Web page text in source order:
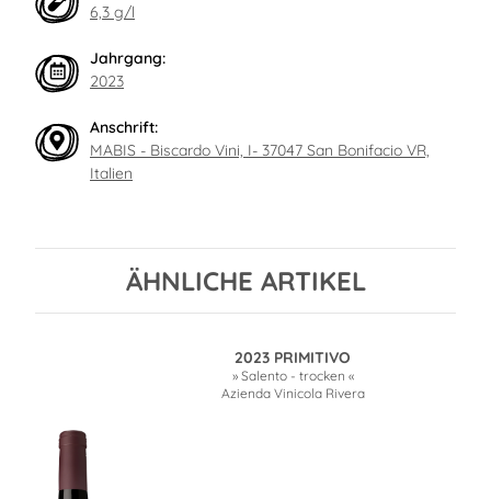
6,3 g/l
Jahrgang:
2023
Anschrift:
MABIS - Biscardo Vini, I- 37047 San Bonifacio VR,
Italien
ÄHNLICHE ARTIKEL
2023 PRIMITIVO
» Salento - trocken «
Azienda Vinicola Rivera